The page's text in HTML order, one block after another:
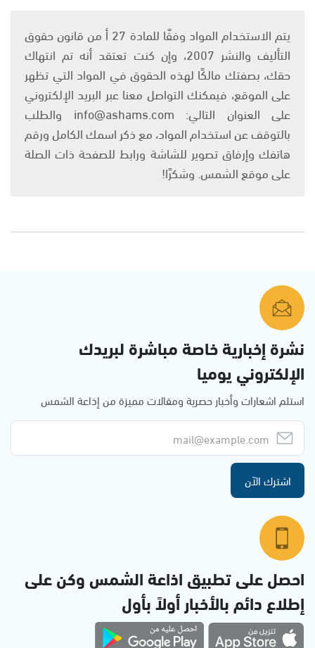
يتم الاستخدام المواد وفقًا للمادة 27 أ من قانون حقوق
التأليف والنشر 2007، وإن كنت تعتقد أنه تم انتهاك
حقك، بصفتك مالكًا لهذه الحقوق في المواد التي تظهر
على الموقع، فيمكنك التواصل معنا عبر البريد الإلكتروني
على العنوان التالي: info@ashams.com والطلب
بالتوقف عن استخدام المواد، مع ذكر اسمك الكامل ورقم
هاتفك وإرفاق تصوير للشاشة ورابط للصفحة ذات الصلة
على موقع الشمس. وشكرًا!
نشرة إخبارية خاصة مباشرة لبريدك
الإلكتروني يوميا
استلم اشعارات وأخبار حصرية ومقالات مميزة من إذاعة الشمس
اشترك الآن
احصل على تطبيق اذاعة الشمس وكن على
إطلاع دائم بالأخبار أولاً بأول